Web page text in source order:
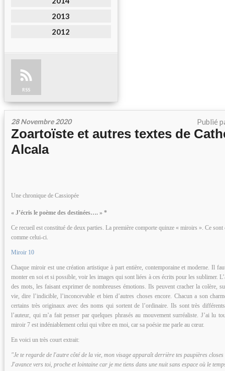
2013
2012
RSS
28 Novembre 2020 Publié
Zoartoïste et autres textes de
Alcala
Une chronique de Cassiopée
« J’écris le poème des destinées…. » *
Ce recueil est constitué de deux parties. La première comporte quinze « miroirs ». Ce sont
comme celui-ci.
Miroir 10
Chaque miroir est une création artistique à part entière, contemporaine et moderne. Il
monter en soi et si possible, voir les images qui sont liées à ces écrits pour les sublimer.
des mots, les faisant exprimer de nombreuses émotions. Ils peuvent cracher la colère,
vie, dire l’indicible, l’inconcevable et bien d’autres choses encore. Chacun a son
certains très originaux avec des noms qui sortent de l’ordinaire. Ils sont très
l’auteur, qui m’a fait penser par quelques phrasés au mouvement surréaliste. J’ai lu
miroir 7 est indéniablement celui qui vibre en moi, car sa poésie me parle au cœur.
En voici un très court extrait:
"Je te regarde de l'autre côté de la vie, mon visage apparaît derrière tes paupières
J'avance vers toi, proche et lointaine car je me tiens dans une nuit sans espace où le